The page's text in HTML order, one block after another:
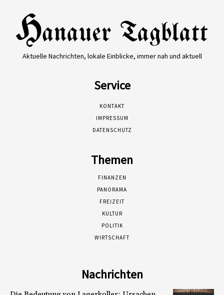
Aktuelle Nachrichten, lokale Einblicke, immer nah und aktuell
Service
KONTAKT
IMPRESSUM
DATENSCHUTZ
Themen
FINANZEN
PANORAMA
FREIZEIT
KULTUR
POLITIK
WIRTSCHAFT
Nachrichten